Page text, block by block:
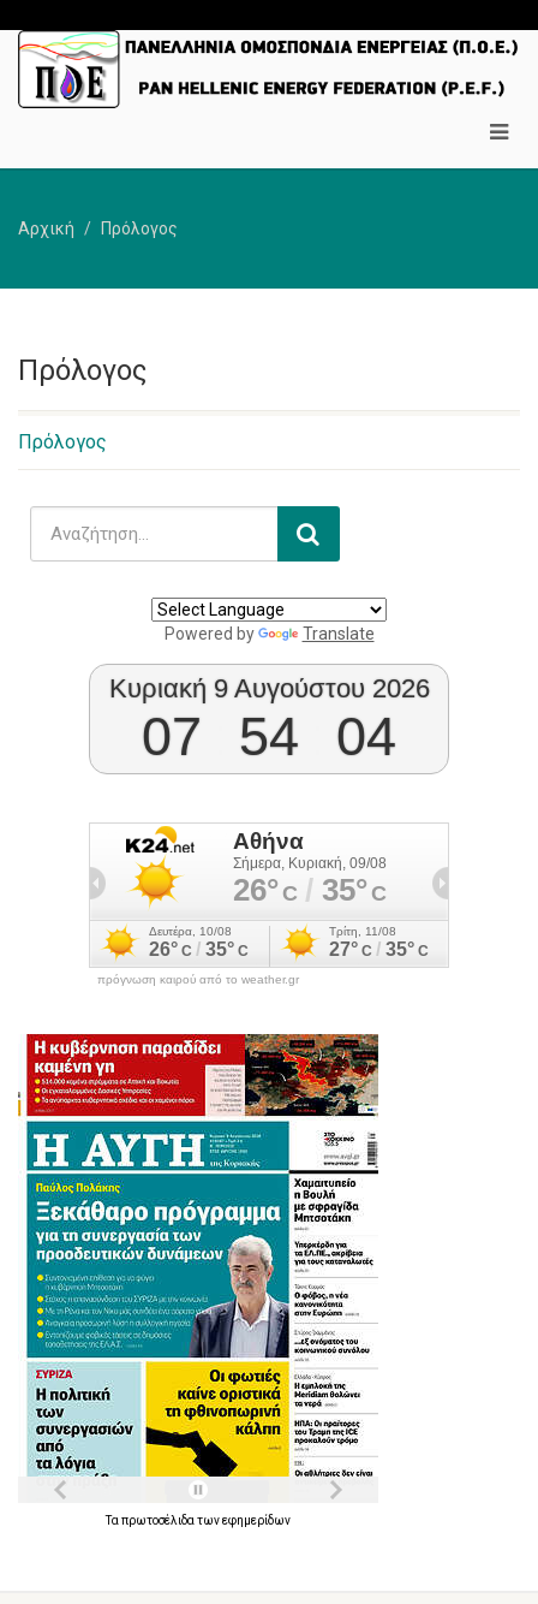
Αρχική Πρόλογος
Πρόλογος
Πρόλογος
Powered by Translate
Κυριακή 9 Αυγούστου 2026
07 54 04
πρόγνωση καιρού από το weather.gr
Τα πρωτοσέλιδα τωνεφημερίδων